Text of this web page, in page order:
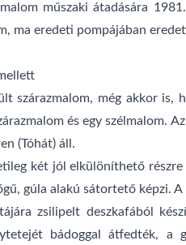
műszaki átadására
ma eredeti pompájában
szárazmalom, még akkor
és egy szélmalom.
(Tóhát) áll.
két jól elkülöníthető
gúla alakú sátortető képzi.
zsilipelt deszkafából
bádoggal átfedték, a